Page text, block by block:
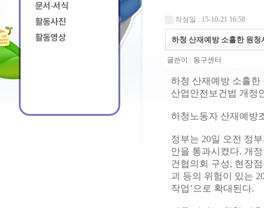
문서·서식
활동사진
활동영상
작성일 : 15-10-21 16:58
하청 산재예방 소홀한 원청
글쓴이 : 동구센터
하청 산재예방 소홀한
산업안전보건법 개정
하청노동자 산재예방
정부는 20일 오전 정
안을 통과시켰다. 개
건협의회 구성, 현장
괴 등의 위험이 있는
작업’으로 확대된다.